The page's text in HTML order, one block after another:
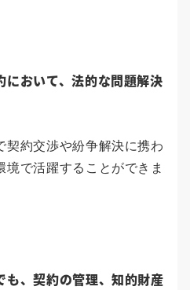
において、法的な問題解決
契約交渉や紛争解決に携わ
境で活躍することができま
も、契約の管理、知的財産